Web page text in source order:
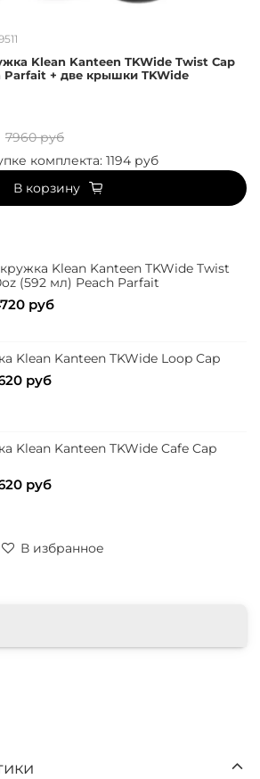
Klean Kanteen TKWide Twist Cap
Parfait + две крышки TKWide
В избранное
7960 руб
комплекта: 1194 руб
В корзину
Klean Kanteen TKWide Twist
(592 мл) Peach Parfait
руб
Klean Kanteen TKWide Loop Cap
руб
Klean Kanteen TKWide Cafe Cap
руб